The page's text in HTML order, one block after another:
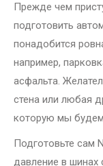
Прежде чем
подготовить
понадобится
например,
асфальта.
стена или любая
которую мы будем
Подготовьте сам
давление в шинах